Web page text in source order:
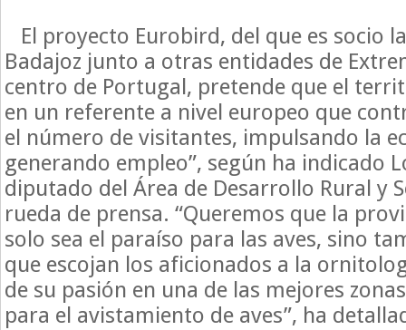
El proyecto Eurobird, del que es socio
Badajoz junto a otras entidades de
centro de Portugal, pretende que el
en un referente a nivel europeo que
el número de visitantes, impulsando la
generando empleo”, según ha indicado
diputado del Área de Desarrollo Rural y
rueda de prensa. “Queremos que la
solo sea el paraíso para las aves, sino
que escojan los aficionados a la
de su pasión en una de las mejores
para el avistamiento de aves”, ha